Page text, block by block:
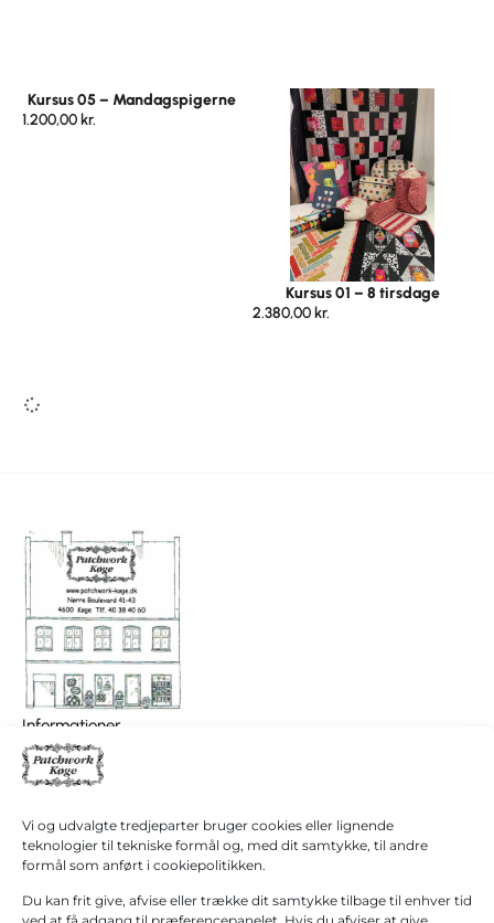
Vi og udvalgte tredjeparter bruger cookies eller lignende
teknologier til tekniske formål og, med dit samtykke, til andre
formål som anført i cookiepolitikken.
Du kan frit give, afvise eller trække dit samtykke tilbage til enhver tid
I
alt
0,00kr.
Køb for
1.000,00kr.
fragt!
Gå til
Kursus 05 – Mandagspigerne
1.200,00 kr.
Kursus 01 – 8 tirsdage
2.380,00 kr.
Informationer
Patchwork Køge/ Patchwork Butikken
+45 40 38 40 60
Kontakt os
Butikken
Mandag - tirsdag: 10:00 - 16.30
Torsdag - fredag: 10:00 - 16.30